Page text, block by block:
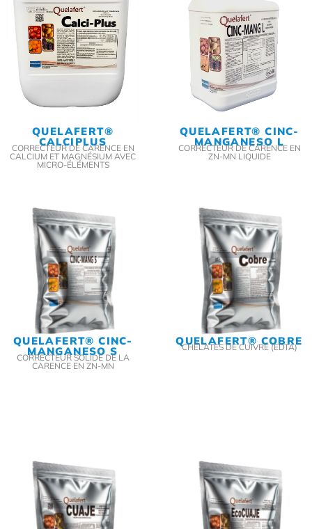
QUELAFERT®
CALCIPLUS
CORRECTEUR DE CARENCE EN
CALCIUM ET MAGNÉSIUM AVEC
MICRO-ÉLÉMENTS
QUELAFERT® CINC-
MANGANESO L
CORRECTEUR DE CARENCE EN
ZN-MN LIQUIDE
QUELAFERT® CINC-
MANGANESO S
CORRECTEUR SOLIDE DE LA
CARENCE EN ZN-MN
QUELAFERT® COBRE
CHÉLATES DE CUIVRE (EDTA)